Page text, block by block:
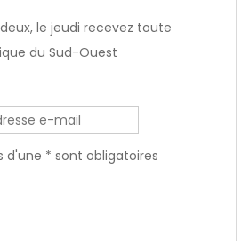
le jeudi recevez toute
du Sud-Ouest
d'une * sont obligatoires